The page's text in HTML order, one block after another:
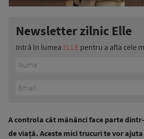
Newsletter zilnic Elle
Intră în lumea ELLE pentru a afla cele
A controla cât mănânci face parte
de viață. Aceste mici trucuri te vor